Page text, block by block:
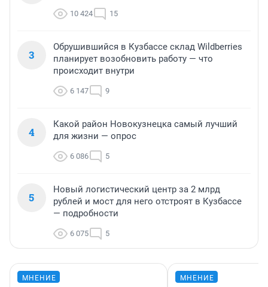
10 424 15
3
Обрушившийся в Кузбассе склад Wildberries
планирует возобновить работу — что
происходит внутри
6 147 9
4
Какой район Новокузнецка самый лучший
для жизни — опрос
6 086 5
5
Новый логистический центр за 2 млрд
рублей и мост для него отстроят в Кузбассе
— подробности
6 075 5
МНЕНИЕ МНЕНИЕ